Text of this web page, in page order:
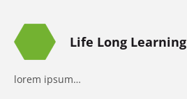
24
Life Long Learning
lorem ipsum…